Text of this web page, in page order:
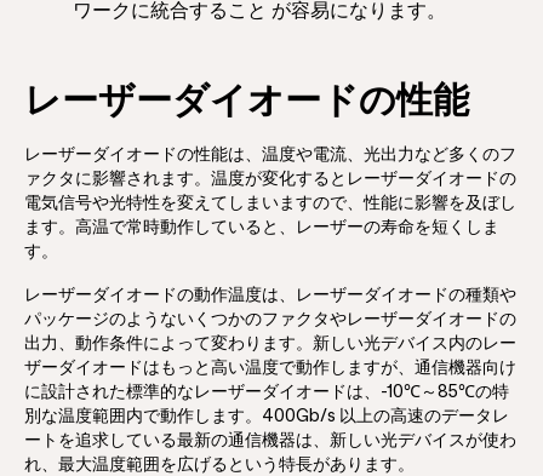
ワークに統合すること が容易になります。
レーザーダイオードの性能
レーザーダイオードの性能は、温度や電流、光出力など多くのフ
ァクタに影響されます。温度が変化するとレーザーダイオードの
電気信号や光特性を変えてしまいますので、性能に影響を及ぼし
ます。高温で常時動作していると、レーザーの寿命を短くしま
す。
レーザーダイオードの動作温度は、レーザーダイオードの種類や
パッケージのようないくつかのファクタやレーザーダイオードの
出力、動作条件によって変わります。新しい光デバイス内のレー
ザーダイオードはもっと高い温度で動作しますが、通信機器向け
に設計された標準的なレーザーダイオードは、-10℃～85℃の特
別な温度範囲内で動作します。400Gb/s 以上の高速のデータレ
ートを追求している最新の通信機器は、新しい光デバイスが使わ
れ、最大温度範囲を広げるという特長があります。